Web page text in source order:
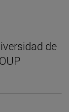
de